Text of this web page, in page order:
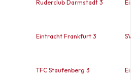
Ruderclub Darmstadt 3
Eintracht Frankfurt 3 SV
TFC Staufenberg 3